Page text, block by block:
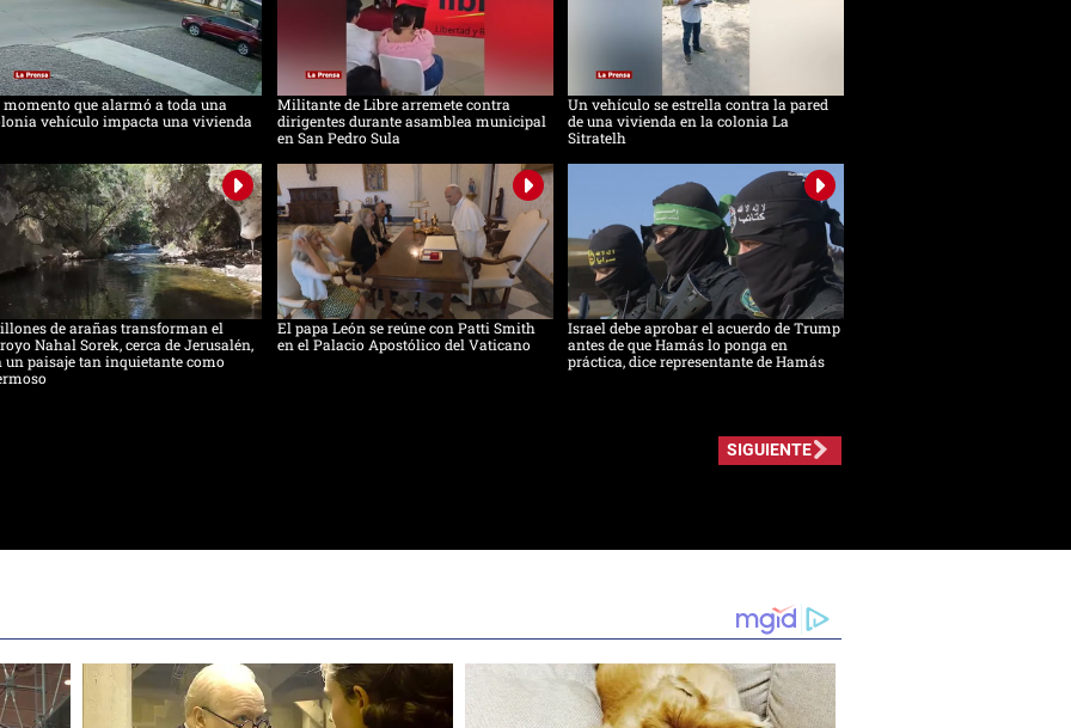
momento que alarmó a toda una
vehículo impacta una vivienda
Militante de Libre arremete contra
dirigentes durante asamblea municipal
en San Pedro Sula
Un vehículo se estrella contra la pared
de una vivienda en la colonia La
Sitratelh
de arañas transforman el
Nahal Sorek, cerca de Jerusalén,
un paisaje tan inquietante como
El papa León se reúne con Patti Smith
en el Palacio Apostólico del Vaticano
Israel debe aprobar el acuerdo de Trump
antes de que Hamás lo ponga en
práctica, dice representante de Hamás
SIGUIENTE